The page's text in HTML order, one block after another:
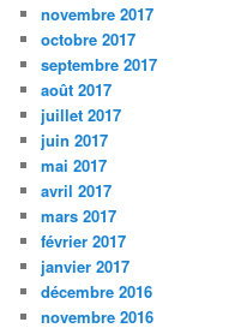
novembre 2017
octobre 2017
septembre 2017
août 2017
juillet 2017
juin 2017
mai 2017
avril 2017
mars 2017
février 2017
janvier 2017
décembre 2016
novembre 2016